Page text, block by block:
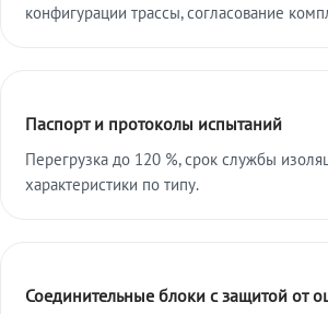
конфигурации трассы, согласование
Паспорт и протоколы испытаний
Перегрузка до 120 %, срок службы
характеристики по типу.
Соединительные блоки с защитой от